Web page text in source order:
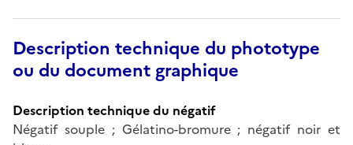
Description technique du phototype
ou du document graphique
Description technique du négatif
Négatif souple ; Gélatino-bromure ; négatif noir et